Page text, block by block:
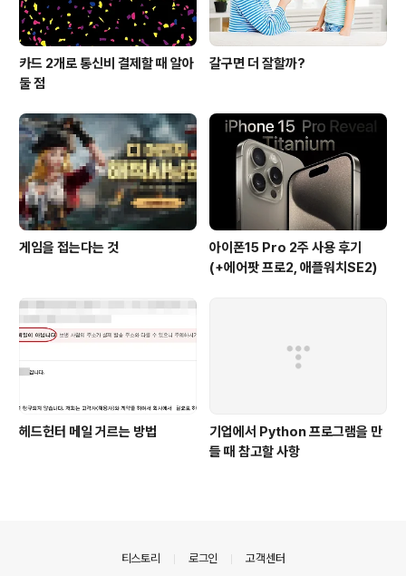
카드 2개로 통신비 결제할 때 알아
둘 점
갈구면 더 잘할까?
게임을 접는다는 것
아이폰15 Pro 2주 사용 후기
(+에어팟 프로2, 애플워치SE2)
헤드헌터 메일 거르는 방법
기업에서 Python 프로그램을 만
들 때 참고할 사항
티스토리 로그인 고객센터